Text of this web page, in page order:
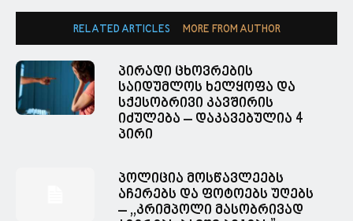
RELATED ARTICLES MORE FROM AUTHOR
პირადი ცხოვრების
საიდუმლოს ხელყოფა და
სქესობრივი კავშირის
იძულება – დაკავებულია 4
პირი
პოლიცია მოსწავლეებს
აჩერებს და ფოტოებს უღებს
– ,,კრიმპოლი მასობრივად